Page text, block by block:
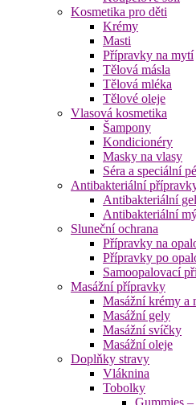
Kosmetika pro děti
Krémy
Masti
Přípravky na mytí
Tělová másla
Tělová mléka
Tělové oleje
Vlasová kosmetika
Šampony
Kondicionéry
Masky na vlasy
Séra a speciální
Antibakteriální
Antibakteriální
Antibakteriální
Sluneční ochrana
Přípravky na
Přípravky po
Samoopalovací
Masážní přípravky
Masážní krémy a
Masážní gely
Masážní svíčky
Masážní oleje
Doplňky stravy
Vláknina
Tobolky
Gummies